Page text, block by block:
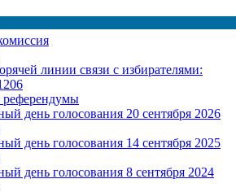
линии связи с избирателями:
день голосования 20 сентября 2026
день голосования 14 сентября 2025
день голосования 8 сентября 2024